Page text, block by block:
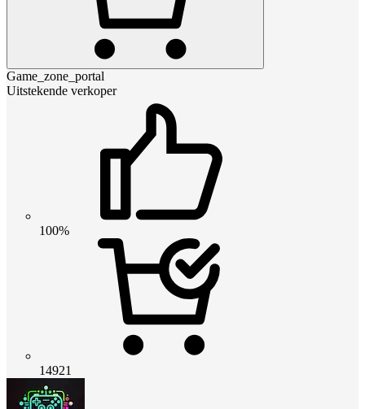
Game_zone_portal
Uitstekende verkoper
100%
14921